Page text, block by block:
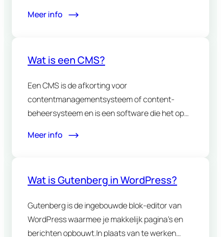
Meer info
Wat is een CMS?
Een CMS is de afkorting voor
contentmanagementsysteem of content-
beheersysteem en is een software die het op
Meer info
Wat is Gutenberg in WordPress?
Gutenberg is de ingebouwde blok-editor van
WordPress waarmee je makkelijk pagina’s en
berichten opbouwt.In plaats van te werken…